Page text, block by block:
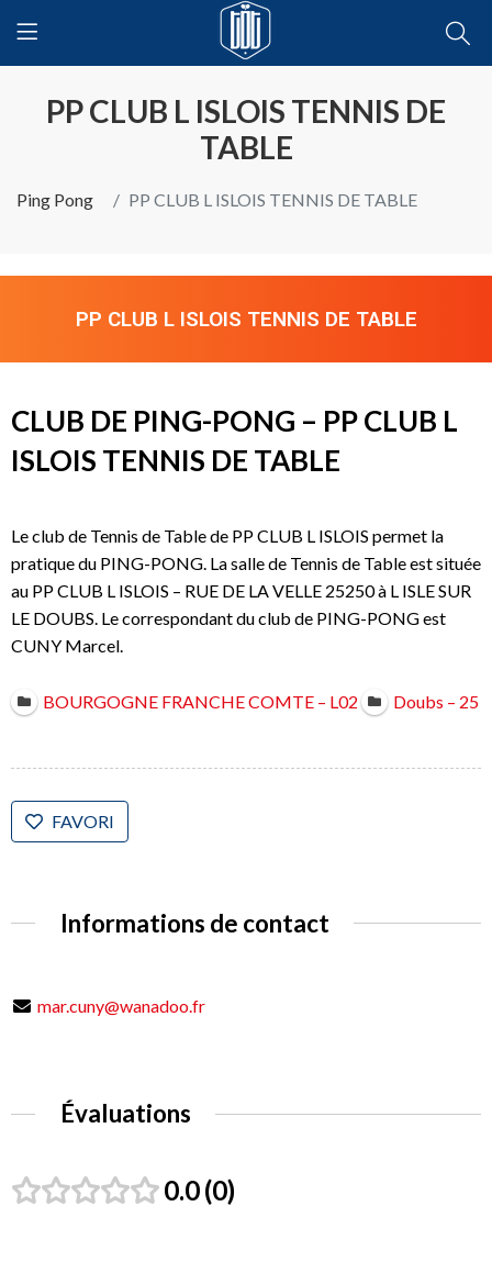
PP CLUB L ISLOIS TENNIS DE
TABLE
Ping Pong PP CLUB L ISLOIS TENNIS DE TABLE
PP CLUB L ISLOIS TENNIS DE TABLE
CLUB DE PING-PONG – PP CLUB L
ISLOIS TENNIS DE TABLE
Le club de Tennis de Table de PP CLUB L ISLOIS permet la
pratique du PING-PONG. La salle de Tennis de Table est située
au PP CLUB L ISLOIS – RUE DE LA VELLE 25250 à L ISLE SUR
LE DOUBS. Le correspondant du club de PING-PONG est
CUNY Marcel.
BOURGOGNE FRANCHE COMTE – L02 Doubs – 25
FAVORI
Informations de contact
mar.cuny@wanadoo.fr
Évaluations
0.0 0